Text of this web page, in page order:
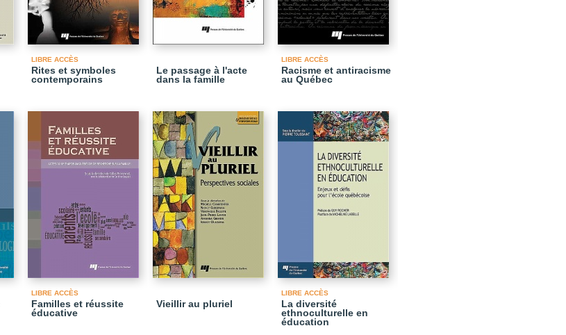
LIBRE ACCÈS
Rites et symboles
contemporains
Le passage à l'acte
dans la famille
LIBRE ACCÈS
Racisme et antiracisme
au Québec
LIBRE ACCÈS
Familles et réussite
éducative
Vieillir au pluriel
LIBRE ACCÈS
La diversité
ethnoculturelle en
éducation